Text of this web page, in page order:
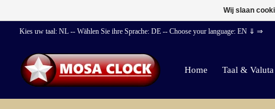
Kies uw taal: NL -- Wählen Sie ihre Sprache: DE -- Choose your language: EN ⇓ ⇒
Home Taal & Valuta
Wij slaan